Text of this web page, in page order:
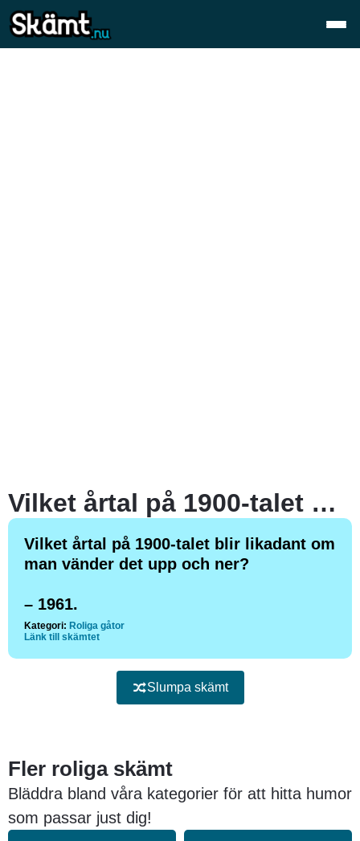
Vilket årtal på 1900-talet blir likadant om man vänder det upp och ner?
Vilket årtal på 1900-talet blir likadant om
man vänder det upp och ner?
– 1961.
Kategori: Roliga gåtor
Länk till skämtet
Slumpa skämt
Fler roliga skämt
Bläddra bland våra kategorier för att hitta humor
som passar just dig!